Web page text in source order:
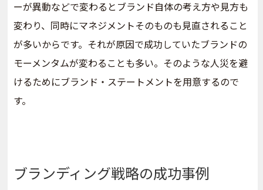
ーが異動などで変わるとブランド自体の考え方や見方も
変わり、同時にマネジメントそのものも見直されること
が多いからです。それが原因で成功していたブランドの
モーメンタムが変わることも多い。そのような人災を避
けるためにブランド・ステートメントを用意するので
す。
ブランディング戦略の成功事例